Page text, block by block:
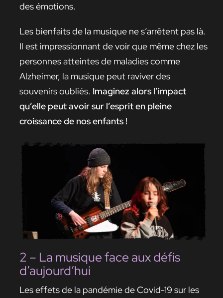
des émotions.
Les bienfaits de la musique ne s’arrêtent pas là.
Il est impressionnant de voir que même chez les
personnes atteintes de maladies comme
Alzheimer, la musique peut raviver des
souvenirs oubliés. Imaginez alors l’impact
qu’elle peut avoir sur l’esprit en pleine
croissance de nos enfants !
2 – La musique face aux défis
d’aujourd’hui
Les effets de la pandémie de Covid-19 sur les